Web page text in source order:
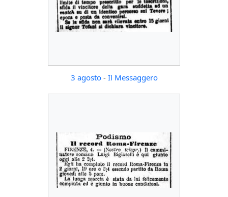
3 agosto- Il Messaggero